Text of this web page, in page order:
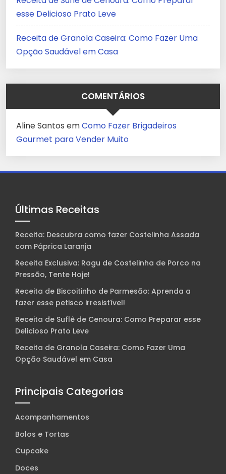
esse Delicioso Prato Leve
Receita de Granola Caseira: Como Fazer Uma
Opção Saudável em Casa
COMENTÁRIOS
Aline Santos emComo Fazer Brigadeiros
Gourmet para Vender Muito
Últimas Receitas
Receita: Descubra como fazer Costelinha Assada
com Páprica Laranja
Receita Exclusiva: Ragu de Costelinha de Porco na
Pressão, Tente Hoje!
Receita de Biscoitinho de Parmesão: Aprenda a
fazer esse petisco irresistível!
Receita de Suflê de Cenoura: Como Preparar esse
Delicioso Prato Leve
Receita de Granola Caseira: Como Fazer Uma
Opção Saudável em Casa
Principais Categorias
Acompanhamentos
Bolos e Tortas
Cupcake
Doces